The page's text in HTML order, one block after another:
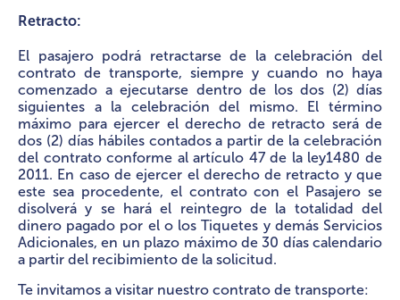
Retracto:
El pasajero podrá retractarse de la celebración del
contrato de transporte, siempre y cuando no haya
comenzado a ejecutarse dentro de los dos (2) días
siguientes a la celebración del mismo. El término
máximo para ejercer el derecho de retracto será de
dos (2) días hábiles contados a partir de la celebración
del contrato conforme al artículo 47 de la ley1480 de
2011. En caso de ejercer el derecho de retracto y que
este sea procedente, el contrato con el Pasajero se
disolverá y se hará el reintegro de la totalidad del
dinero pagado por el o los Tiquetes y demás Servicios
Adicionales, en un plazo máximo de 30 días calendario
a partir del recibimiento de la solicitud.
Te invitamos a visitar nuestro contrato de transporte: